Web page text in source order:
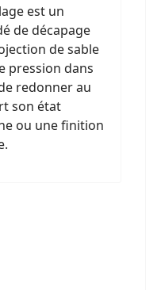
est un
de décapage
de sable
pression dans
redonner au
son état
ou une finition